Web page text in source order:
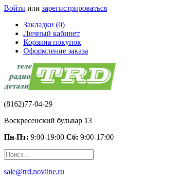
Войти или зарегистрироваться
Закладки (0)
Личный кабинет
Корзина покупок
Оформление заказа
(8162)77-04-29
Воскресенский бульвар 13
Пн-Пт: 9:00-19:00 Сб: 9:00-17:00
sale@trd.novline.ru